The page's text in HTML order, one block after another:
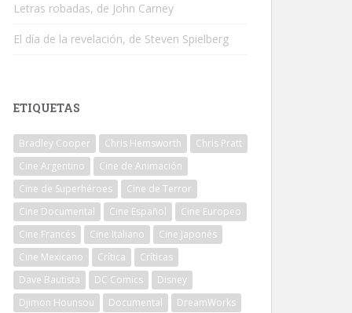
Letras robadas, de John Carney
El día de la revelación, de Steven Spielberg
ETIQUETAS
Bradley Cooper Chris Hemsworth
Chris Pratt
Cine Argentino
Cine de Animación
Cine de Superhéroes
Cine de Terror
Cine Documental
Cine Español
Cine Europeo
Cine Francés
Cine Italiano
Cine Japonés
Cine Mexicano
Crítica
Críticas
Dave Bautista
DC Comics
Disney
Djimon Hounsou
Documental
DreamWorks